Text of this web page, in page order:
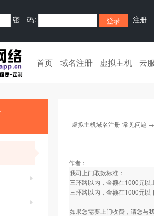
密 码: 注册
首页 域名注册 虚拟主机 云
虚拟主机域名注册-常见问题
作者：
我司上门取款标准：
三环路以内，金额在1000元以
三环路以内，金额在1000元以
如果您需要上门收费，请您与